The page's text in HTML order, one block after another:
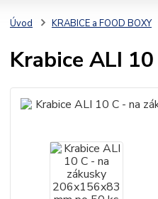
Úvod KRABICE a FOOD BOXY
Krabice ALI